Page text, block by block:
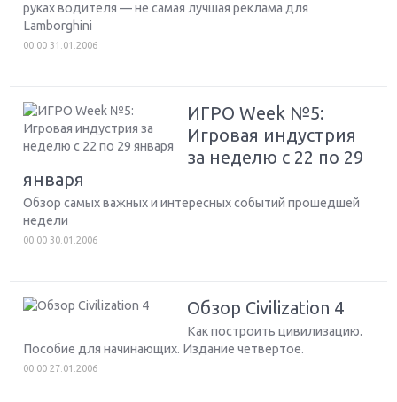
руках водителя — не самая лучшая реклама для
Lamborghini
00:00 31.01.2006
ИГРО Week №5:
Игровая индустрия
за неделю с 22 по 29
января
Обзор самых важных и интересных событий прошедшей
недели
00:00 30.01.2006
Обзор Civilization 4
Как построить цивилизацию.
Пособие для начинающих. Издание четвертое.
00:00 27.01.2006